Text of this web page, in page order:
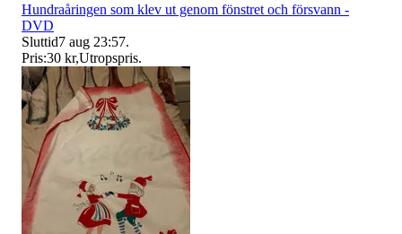
Hundraåringen som klev ut genom fönstret och försvann -
DVD
Sluttid7 aug 23:57.
Pris:30 kr,Utropspris.